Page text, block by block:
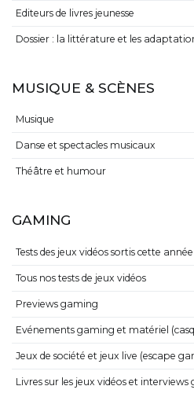
Editeurs de livres jeunesse
Dossier : la littérature et les
MUSIQUE & SCÈNES
Musique
Danse et spectacles musicaux
Théâtre et humour
GAMING
Tests des jeux vidéos sortis cette année
Tous nos tests de jeux vidéos
Previews gaming
Evénements gaming et matériel
Jeux de société et jeux live (escape
Livres sur les jeux vidéos et interviews